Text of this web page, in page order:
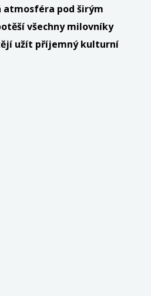
pod širým
všechny milovníky
užít příjemný kulturní